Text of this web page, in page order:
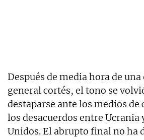
Después de media hora de
general cortés, el tono se
destaparse ante los medios
los desacuerdos entre Ucrania
Unidos. El abrupto final no ha